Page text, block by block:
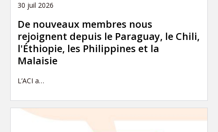
30 juil 2026
De nouveaux membres nous
rejoignent depuis le Paraguay, le Chili,
l'Éthiopie, les Philippines et la
Malaisie
L’ACI a…